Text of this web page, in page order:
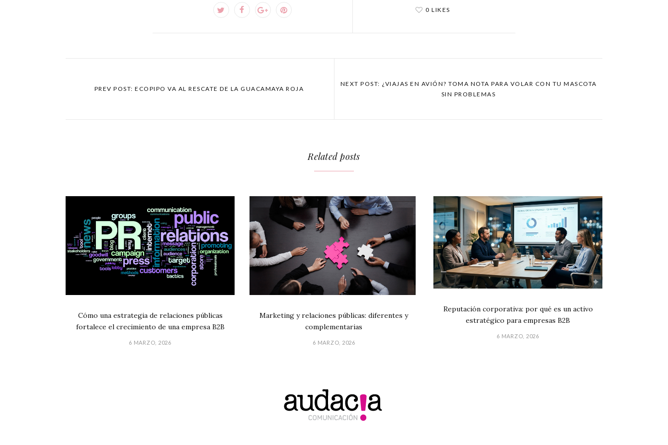
0 LIKES
PREV POST: ECOPIPO VA AL RESCATE DE LA GUACAMAYA ROJA
NEXT POST: ¿VIAJAS EN AVIÓN? TOMA NOTA PARA VOLAR CON TU MASCOTA
SIN PROBLEMAS
Related posts
Cómo una estrategia de relaciones públicas
fortalece el crecimiento de una empresa B2B
6 MARZO, 2026
Marketing y relaciones públicas: diferentes y
complementarias
6 MARZO, 2026
Reputación corporativa: por qué es un activo
estratégico para empresas B2B
6 MARZO, 2026